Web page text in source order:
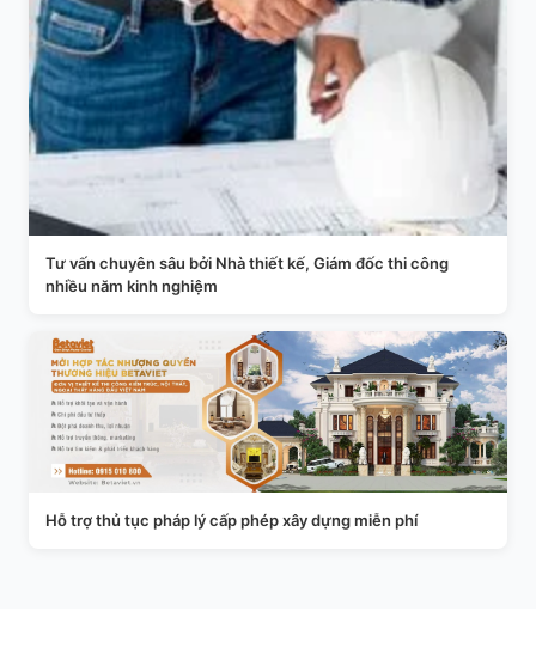
Tư vấn chuyên sâu bởi Nhà thiết kế, Giám đốc thi công
nhiều năm kinh nghiệm
Hỗ trợ thủ tục pháp lý cấp phép xây dựng miễn phí